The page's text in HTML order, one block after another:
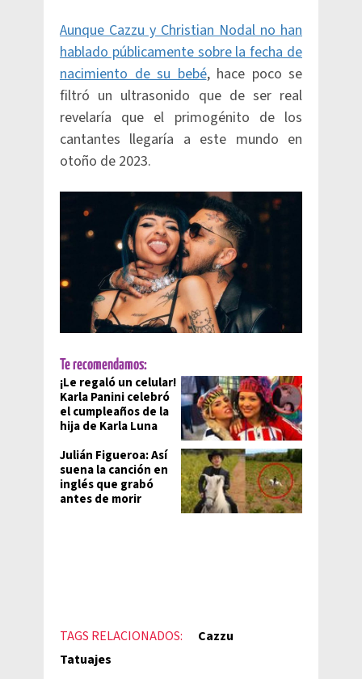
Aunque Cazzu y Christian Nodal no han
hablado públicamente sobre la fecha de
nacimiento de su bebé, hace poco se
filtró un ultrasonido que de ser real
revelaría que el primogénito de los
cantantes llegaría a este mundo en
otoño de 2023.
Te recomendamos:
¡Le regaló un celular!
Karla Panini celebró
el cumpleaños de la
hija de Karla Luna
Julián Figueroa: Así
suena la canción en
inglés que grabó
antes de morir
TAGS RELACIONADOS:
Cazzu
Tatuajes